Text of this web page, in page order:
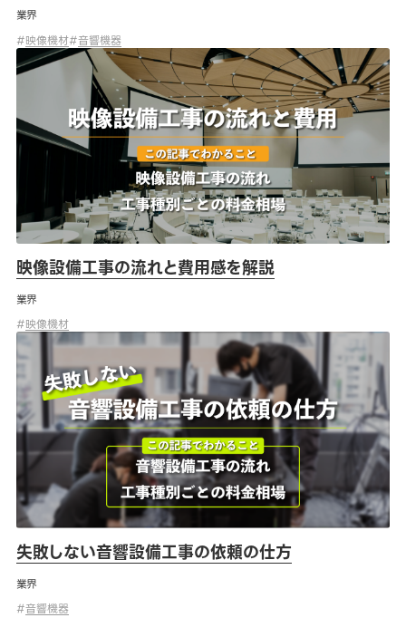
業界
#映像機材#音響機器
映像設備工事の流れと費用感を解説
映像設備工事の流れと費用感を解説
業界
#映像機材
失敗しない音響設備工事の依頼の仕方
失敗しない音響設備工事の依頼の仕方
業界
#音響機器